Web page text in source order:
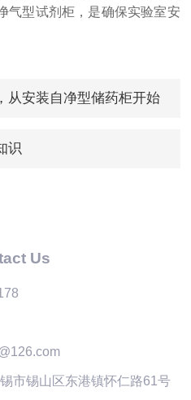
气型试剂柜，是确保实验室安
从安装自净型储药柜开始
识
Us
市锡山区东港镇怀仁路61号